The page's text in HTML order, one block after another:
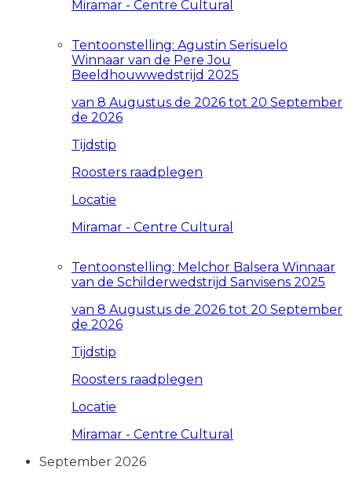
Miramar - Centre Cultural
Tentoonstelling: Agustin Serisuelo
Winnaar van de Pere Jou
Beeldhouwwedstrijd 2025
van 8 Augustus de 2026 tot 20 September
de 2026
Tijdstip
Roosters raadplegen
Locatie
Miramar - Centre Cultural
Tentoonstelling: Melchor Balsera Winnaar
van de Schilderwedstrijd Sanvisens 2025
van 8 Augustus de 2026 tot 20 September
de 2026
Tijdstip
Roosters raadplegen
Locatie
Miramar - Centre Cultural
September 2026